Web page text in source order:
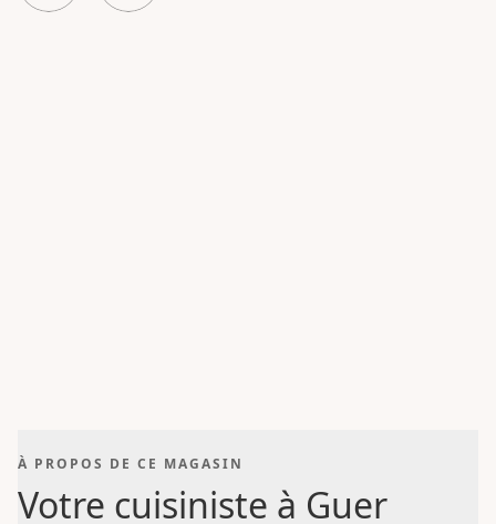
À PROPOS DE CE MAGASIN
Votre cuisiniste à Guer